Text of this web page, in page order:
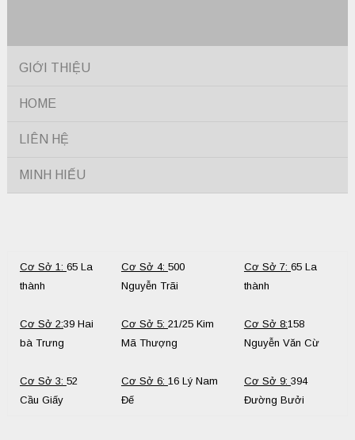
GIỚI THIỆU
HOME
LIÊN HỆ
MINH HIẾU
Cơ Sở 1: 65 La
thành
Cơ Sở 2:39 Hai
bà Trưng
Cơ Sở 3: 52
Cầu Giấy
Cơ Sở 4: 500
Nguyễn Trãi
Cơ Sở 5: 21/25 Kim
Mã Thượng
Cơ Sở 6: 16 Lý Nam
Đế
Cơ Sở 7: 65 La
thành
Cơ Sở 8:158
Nguyễn Văn Cừ
Cơ Sở 9: 394
Đường Bưởi